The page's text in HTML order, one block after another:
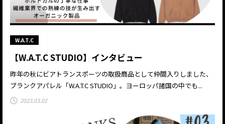
W.A.T.C
【W.A.T.C STUDIO】インタビュー
昨年の秋にビアトランスポーツの取扱商品として仲間入りしました、
ブランクアパレル「W.A.T.C STUDIO」。ヨーロッパ諸国の中でも...
2023.03.02